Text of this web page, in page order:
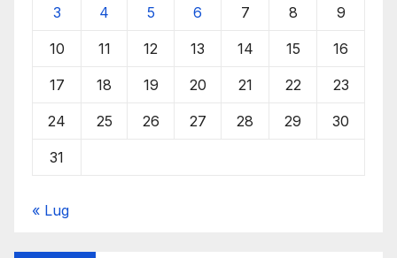
3 4 5 6 7 8 9
10 11 12 13 14 15 16
17 18 19 20 21 22 23
24 25 26 27 28 29 30
31
« Lug